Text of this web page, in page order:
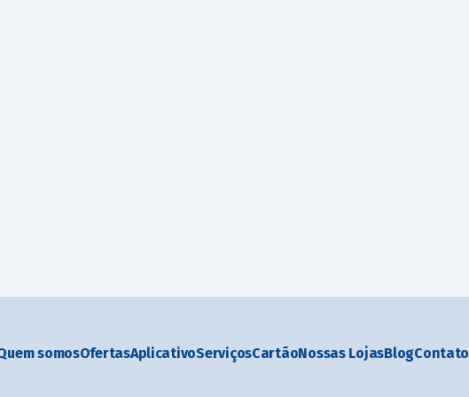
somosOfertasAplicativoServiçosCartãoNossas LojasBlogContato